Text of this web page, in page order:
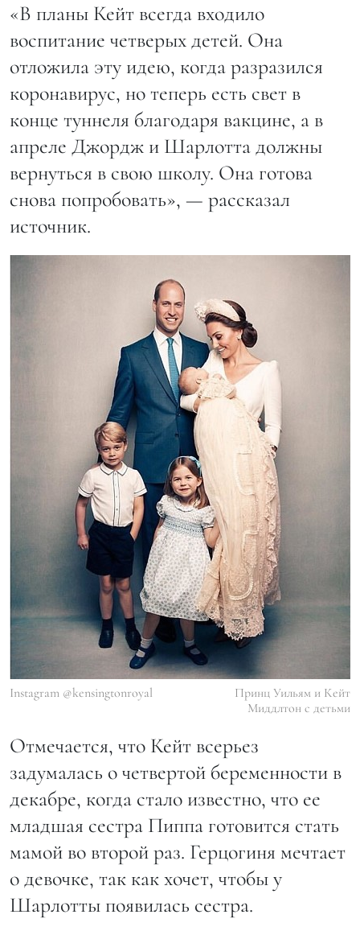
«В планы Кейт всегда входило
воспитание четверых детей. Она
отложила эту идею, когда разразился
коронавирус, но теперь есть свет в
конце туннеля благодаря вакцине, а в
апреле Джордж и Шарлотта должны
вернуться в свою школу. Она готова
снова попробовать», — рассказал
источник.
Instagram @kensingtonroyal
Принц Уильям и Кейт
Миддлтон с детьми
Отмечается, что Кейт всерьез
задумалась о четвертой беременности в
декабре, когда стало известно, что ее
младшая сестра Пиппа готовится стать
мамой во второй раз. Герцогиня мечтает
о девочке, так как хочет, чтобы у
Шарлотты появилась сестра.